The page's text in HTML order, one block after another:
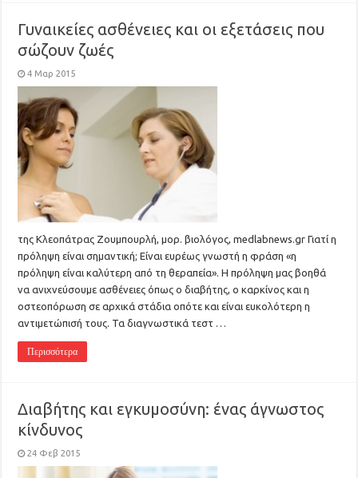
Γυναικείες ασθένειες και οι εξετάσεις που
σώζουν ζωές
4 Μαρ 2015
της Κλεοπάτρας Ζουμπουρλή, μορ. βιολόγος, medlabnews.gr Γιατί η
πρόληψη είναι σημαντική; Είναι ευρέως γνωστή η φράση «η
πρόληψη είναι καλύτερη από τη θεραπεία». Η πρόληψη μας βοηθά
να ανιχνεύσουμε ασθένειες όπως ο διαβήτης, ο καρκίνος και η
οστεοπόρωση σε αρχικά στάδια οπότε και είναι ευκολότερη η
αντιμετώπισή τους. Τα διαγνωστικά τεστ …
Περισσότερα
Διαβήτης και εγκυμοσύνη: ένας άγνωστος
κίνδυνος
24 Φεβ 2015